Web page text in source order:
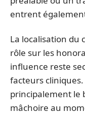
entrent
La localisation du
rôle sur les
influence reste
facteurs
principalement le
mâchoire au